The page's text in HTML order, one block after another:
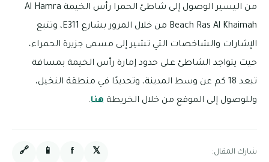
من اليسير الوصول إلى شاطئ الحمرا رأس الخيمة Al Hamra
Beach Ras Al Khaimah من خلال المرور بشارع E311، وتتبع
الإشارات والشاخصات التي تشير إلى مسمى جزيرة الحمراء،
حيث يتواجد الشاطئ على حدود إمارة رأس الخيمة بمسافة
تبعد 18 كم عن وسط المدينة، وتحديدًا في منطقة النخيل،
وللوصول إلى الموقع من خلال الخريطة هنا.
شارك المقال: 𝕏
f
📱
🔗